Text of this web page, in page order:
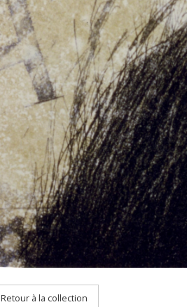
Retour à la collection